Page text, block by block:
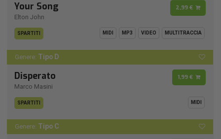
Your Song
Elton John
2,99 €
SPARTITI MIDI MP3 VIDEO MULTITRACCIA
Genere: Tipo D
Disperato
Marco Masini
1,99 €
SPARTITI MIDI
Genere: Tipo C